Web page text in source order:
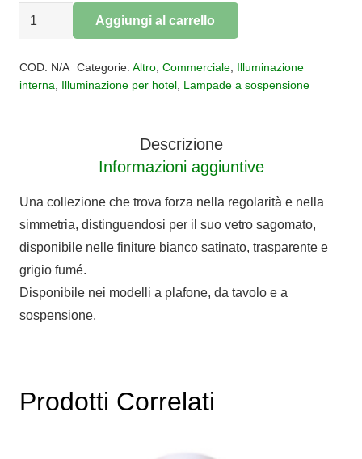
Sospensione
luce
Aggiungi al carrello
COD: N/A Categorie: Altro, Commerciale, Illuminazione
interna
Illuminazione per hotel Lampade a sospensione
Descrizione
Informazioni aggiuntive
Una collezione che trova forza nella regolarità e nella
simmetria, distinguendosi per il suo vetro sagomato,
disponibile nelle finiture bianco satinato, trasparente e
grigio fumé.
Disponibile nei modelli a plafone, da tavolo e a
sospensione.
Prodotti Correlati